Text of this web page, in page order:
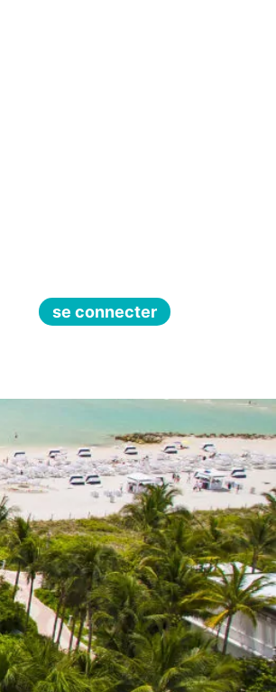
se connecter